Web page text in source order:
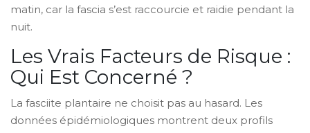
matin, car la fascia s’est raccourcie et raidie pendant la
nuit.
Les Vrais Facteurs de Risque :
Qui Est Concerné ?
La fasciite plantaire ne choisit pas au hasard. Les
données épidémiologiques montrent deux profils